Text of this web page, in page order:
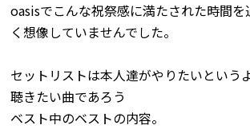
oasisでこんな祝祭感に満たされた時間
く想像していませんでした。
セットリストは本人達がやりたいという
聴きたい曲であろう
ベスト中のベストの内容。